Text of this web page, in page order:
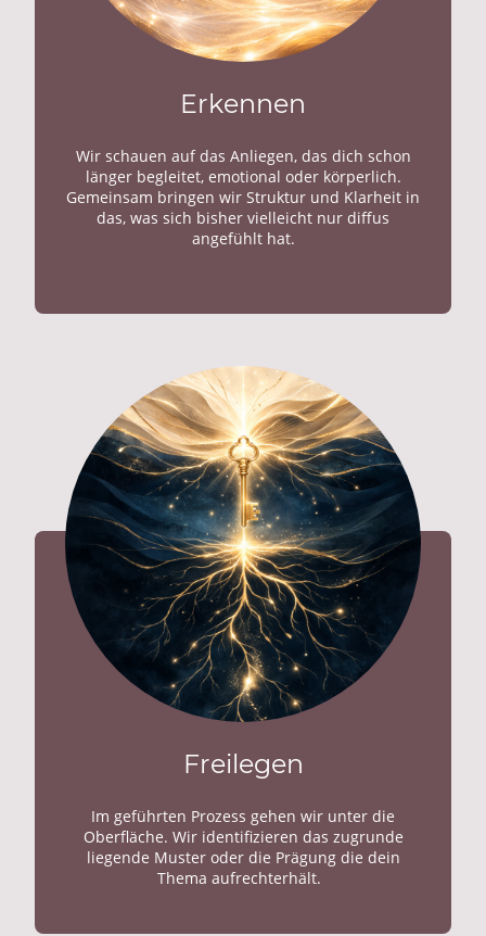
Erkennen
Wir schauen auf das Anliegen, das dich schon
länger begleitet, emotional oder körperlich.
Gemeinsam bringen wir Struktur und Klarheit in
das, was sich bisher vielleicht nur diffus
angefühlt hat.
Freilegen
Im geführten Prozess gehen wir unter die
Oberfläche. Wir identifizieren das zugrunde
liegende Muster oder die Prägung die dein
Thema aufrechterhält.